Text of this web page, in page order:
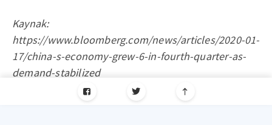
Kaynak:
https://www.bloomberg.com/news/articles/2020-01-
17/china-s-economy-grew-6-in-fourth-quarter-as-
demand-stabilized